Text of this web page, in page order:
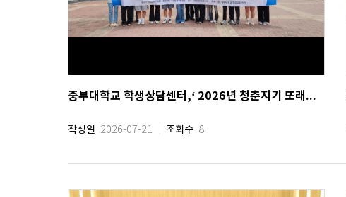
중부대학교 학생상담센터,‘ 2026년 청춘지기 또래상담사 역량강화 캠프 ’성료
작성일 2026-07-21 조회수 8